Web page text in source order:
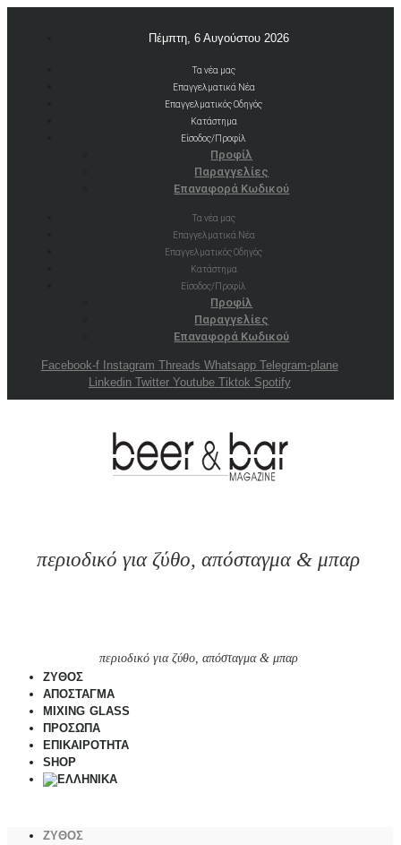
Πέμπτη, 6 Αυγούστου 2026
Τα νέα μας
Επαγγελματικά Νέα
Επαγγελματικός Οδηγός
Κατάστημα
Είσοδος/Προφίλ
Προφίλ
Παραγγελίες
Επαναφορά Κωδικού
Τα νέα μας
Επαγγελματικά Νέα
Επαγγελματικός Οδηγός
Κατάστημα
Είσοδος/Προφίλ
Προφίλ
Παραγγελίες
Επαναφορά Κωδικού
Facebook-f Instagram Threads Whatsapp Telegram-plane
Linkedin Twitter Youtube Tiktok Spotify
περιοδικό για ζύθο, απόσταγμα & μπαρ
περιοδικό για ζύθο, απόσταγμα & μπαρ
ΖΥΘΟΣ
ΑΠΟΣΤΑΓΜΑ
MIXING GLASS
ΠΡΟΣΩΠΑ
ΕΠΙΚΑΙΡΟΤΗΤΑ
SHOP
ΖΥΘΟΣ